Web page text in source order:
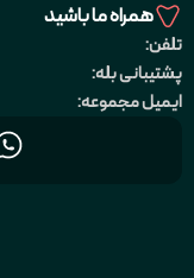
همراه ما باشید
تلفن:
پشتیبانی بله:
ایمیل مجموعه: